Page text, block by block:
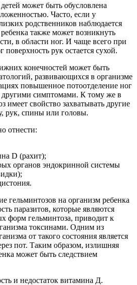
может быть обусловлена
Часто, если у
родственников наблюдается
также может возникнуть
в области ног. И чаще всего при
поверхность рук остается сухой.
конечностей может быть
развивающихся в организме
повышенное потоотделение ног
другими симптомами. К тому же в
имеет свойство захватывать другие
рук, спины или головы.
отнести:
D (рахит);
органов эндокринной системы
гельминтозов на организм ребенка
паразитов, которые являются
форм гельминтоза, приводит к
токсинами. Одним из
от такого состояния является
пот. Таким образом, излишняя
может быть следствием
и недостаток витамина Д.